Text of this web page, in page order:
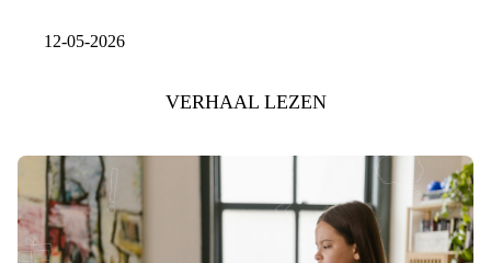
12-05-2026
VERHAAL LEZEN